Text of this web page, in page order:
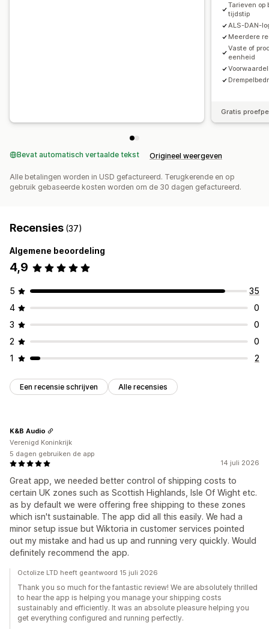
Tarieven
tijdstip
ALS-DAN-
Meerdere
Vaste of
eenheid
Gratis
Bevat automatisch vertaalde tekst Origineel weergeven
Alle betalingen worden in USD gefactureerd. Terugkerende en op
gebruik gebaseerde kosten worden om de 30 dagen gefactureerd.
Recensies (37)
Algemene beoordeling
4,9
5
35
4
0
3
0
2
0
1
2
Een recensie schrijven Alle recensies
14 juli 2026
Great app, we needed better control of shipping costs to
certain UK zones such as Scottish Highlands, Isle Of Wight etc.
as by default we were offering free shipping to these zones
which isn't sustainable. The app did all this easily. We had a
minor setup issue but Wiktoria in customer services pointed
out my mistake and had us up and running very quickly. Would
definitely recommend the app.
K&B Audio
Verenigd Koninkrijk
5 dagen gebruiken de app
Octolize LTD heeft geantwoord 15 juli 2026
Thank you so much for the fantastic review! We are absolutely thrilled
to hear the app is helping you manage your shipping costs
sustainably and efficiently. It was an absolute pleasure helping you
get everything configured and running perfectly.